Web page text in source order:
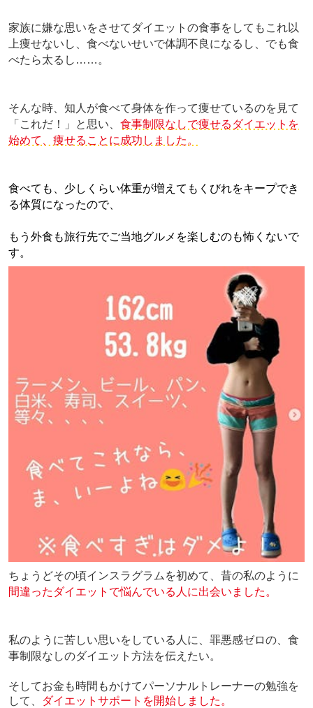
家族に嫌な思いをさせてダイエットの食事をしてもこれ以
上痩せないし、食べないせいで体調不良になるし、でも食
べたら太るし…
そんな時、知人が食べて身体を作って痩せているのを見て
「これだ！」と思い、 食事制限なしで痩せるダイエットを
始めて、痩せることに成功しました。
食べても、少しくらい体重が増えてもくびれをキープでき
る体質になったので、
もう外食も旅行先でご当地グルメを楽しむのも怖くないで
す。
ちょうどその頃インスラグラムを初めて、昔の私のように
間違ったダイエットで悩んでいる人に出会いました。
私のように苦しい思いをしている人に、罪悪感ゼロの、食
事制限なしのダイエット方法を伝えたい。
そしてお金も時間もかけてパーソナルトレーナーの勉強を
して、
ダイエットサポートを開始しました。